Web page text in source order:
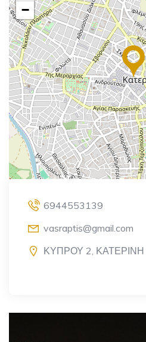
−
6944553139
vasraptis@gmail.com
ΚΥΠΡΟΥ 2, ΚΑΤΕΡΙΝΗ